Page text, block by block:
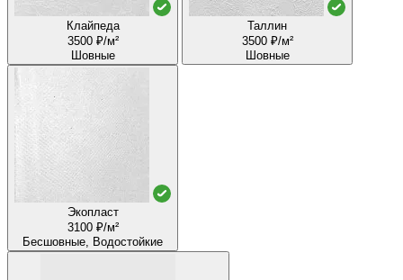
Клайпеда
3500 ₽/м²
Шовные
Таллин
3500 ₽/м²
Шовные
Экопласт
3100 ₽/м²
Бесшовные, Водостойкие